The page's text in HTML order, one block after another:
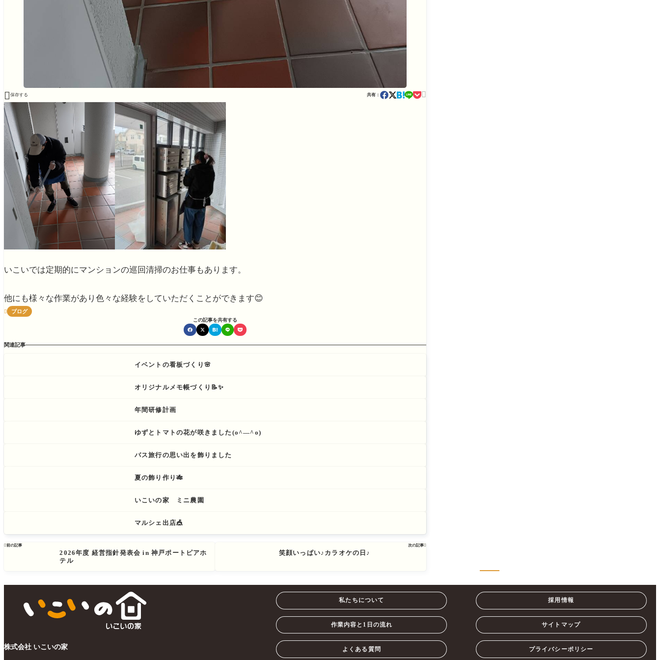
 保存する 共有： 
いこいでは定期的にマンションの巡回清掃のお仕事もあります。
他にも様々な作業があり色々な経験をしていただくことができます😊
 ブログ
この記事を共有する
関連記事
イベントの看板づくり🌸
オリジナルメモ帳づくり📝✨
年間研修計画
ゆずとトマトの花が咲きました(o^―^o)
バス旅行の思い出を飾りました
夏の飾り作り🎋
いこいの家 ミニ農園
マルシェ出店🎪
前の記事
2026年度 経営指針発表会 in 神戸ポートピアホ
テル
次の記事
笑顔いっぱい♪カラオケの日♪
株式会社 いこいの家
私たちについて
作業内容と1日の流れ
よくある質問
採用情報
サイトマップ
プライバシーポリシー